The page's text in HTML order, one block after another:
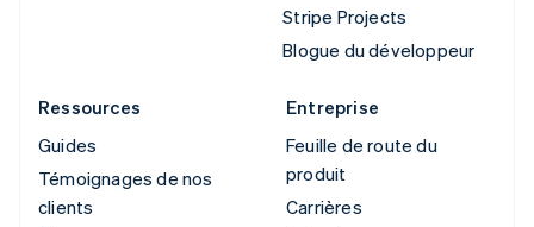
Stripe Projects
Blogue du développeur
Ressources
Guides
Témoignages de nos
clients
Entreprise
Feuille de route du
produit
Carrières